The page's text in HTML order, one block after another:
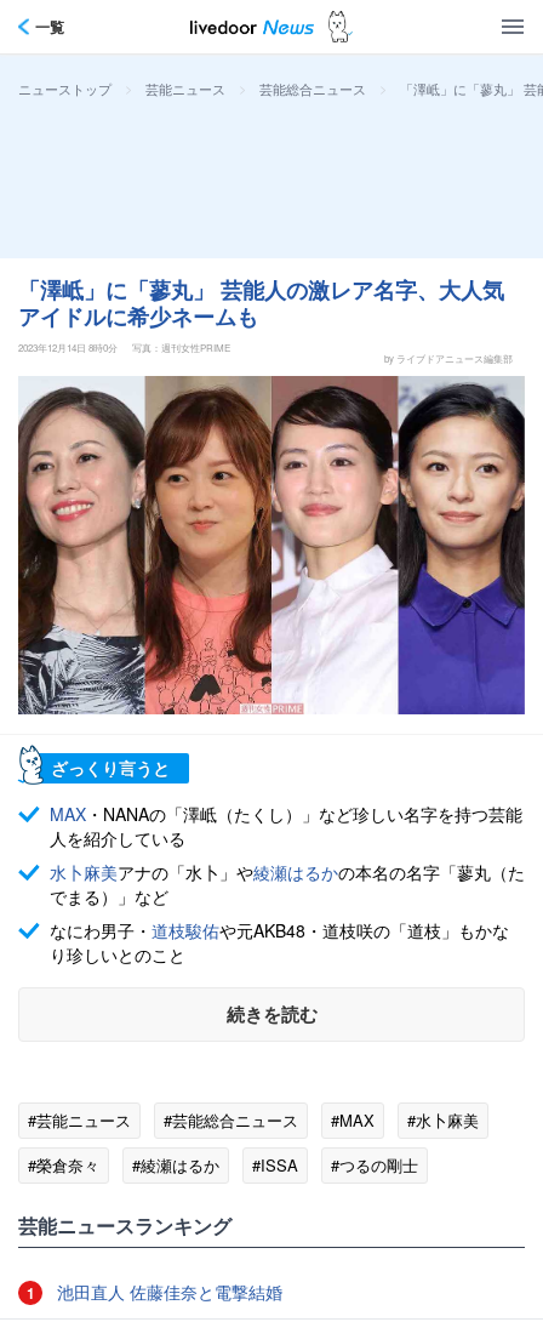
一覧
ニューストップ > 芸能ニュース > 芸能総合ニュース > 「澤岻」に「蓼丸」
「澤岻」に「蓼丸」 芸能人の激レア名字、大人気
アイドルに希少ネームも
2023年12月14日 8時0分
写真：週刊女性PRIME
by ライブドアニュース編集部
ざっくり言うと
MAX ・NANAの「澤岻（たくし）」など珍しい名字を持つ芸能
人を紹介している
水卜麻美アナの「水卜」や綾瀬はるかの本名の名字「蓼丸（た
でまる）」など
なにわ男子・ 道枝駿佑や元AKB48・道枝咲の「道枝」もかな
り珍しいとのこと
続きを読む
#芸能ニュース #芸能総合ニュース #MAX
#水卜麻美
#榮倉奈々
#綾瀬はるか #ISSA
#つるの剛士
芸能ニュースランキング
1 池田直人 佐藤佳奈と電撃結婚